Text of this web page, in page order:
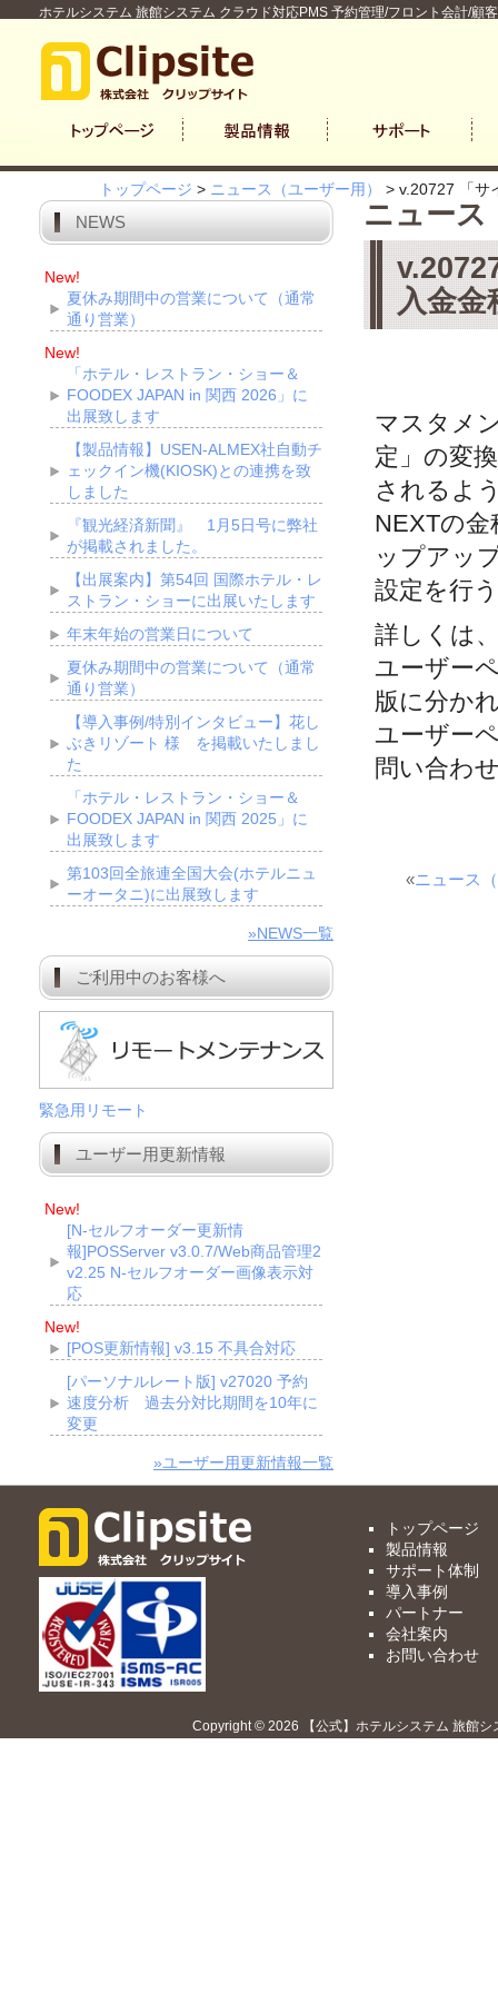
ホテルシステム 旅館システム クラウド対応PMS 予約管理/フロント会計/顧
トップページ > ニュース（ユーザー用） > v.20727 「サ
ニュース
入金
マスタメ
定」の変
されるよ
NEXTの
ップアッ
設定を行
詳しくは
ユーザー
版に分か
ユーザー
問い合わ
«ニュース
NEWS
New!
夏休み期間中の営業について（通常
通り営業）
New!
「ホテル・レストラン・ショー＆
FOODEX JAPAN in 関西 2026」に
出展致します
【製品情報】USEN-ALMEX社自動チ
ェックイン機(KIOSK)との連携を致
しました
『観光経済新聞』 1月5日号に弊社
が掲載されました。
【出展案内】第54回 国際ホテル・レ
ストラン・ショーに出展いたします
年末年始の営業日について
夏休み期間中の営業について（通常
通り営業）
【導入事例/特別インタビュー】花し
ぶきリゾート 様 を掲載いたしまし
た
「ホテル・レストラン・ショー＆
FOODEX JAPAN in 関西 2025」に
出展致します
第103回全旅連全国大会(ホテルニュ
ーオータニ)に出展致します
»NEWS一覧
ご利用中のお客様へ
緊急用リモート
ユーザー用更新情報
New!
[N-セルフオーダー更新情
報]POSServer v3.0.7/Web商品管理2
v2.25 N-セルフオーダー画像表示対
応
New!
[POS更新情報] v3.15 不具合対応
[パーソナルレート版] v27020 予約
速度分析 過去分対比期間を10年に
変更
»ユーザー用更新情報一覧
トップページ
製品情報
サポート体制
導入事例
パートナー
会社案内
お問い合わせ
Copyright © 2026 【公式】ホテルシステム 旅館